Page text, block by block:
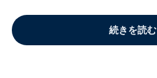
続きを読む